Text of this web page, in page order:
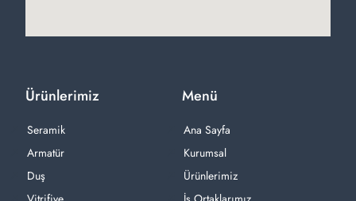
Menü
Ana Sayfa
Kurumsal
Ürünlerimiz
Ürünlerimiz
Seramik
Armatür
Duş